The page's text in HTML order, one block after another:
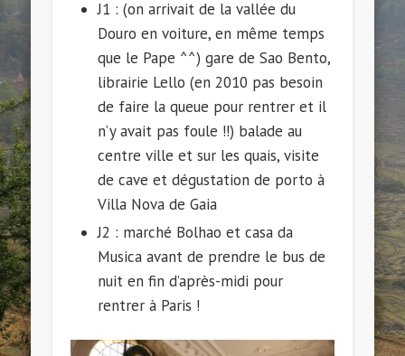
J1 : (on arrivait de la vallée du
Douro en voiture, en même temps
que le Pape ^^) gare de Sao Bento,
librairie Lello (en 2010 pas besoin
de faire la queue pour rentrer et il
n’y avait pas foule !!) balade au
centre ville et sur les quais, visite
de cave et dégustation de porto à
Villa Nova de Gaia
J2 : marché Bolhao et casa da
Musica avant de prendre le bus de
nuit en fin d’après-midi pour
rentrer à Paris !